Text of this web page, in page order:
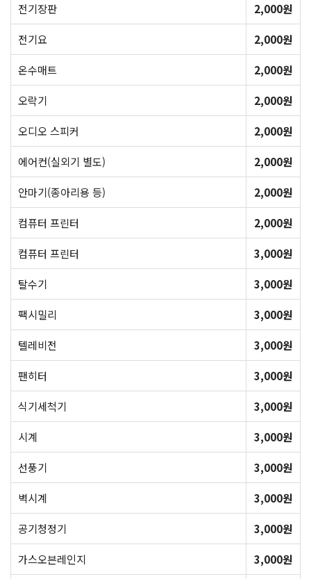
전기장판
2,000원
전기요
2,000원
온수매트
2,000원
오락기
2,000원
오디오 스피커
2,000원
에어컨(실외기 별도)
2,000원
안마기(종아리용 등)
2,000원
컴퓨터 프린터
2,000원
컴퓨터 프린터
3,000원
탈수기
3,000원
팩시밀리
3,000원
텔레비전
3,000원
팬히터
3,000원
식기세척기
3,000원
시계
3,000원
선풍기
3,000원
벽시계
3,000원
공기청정기
3,000원
가스오븐레인지
3,000원